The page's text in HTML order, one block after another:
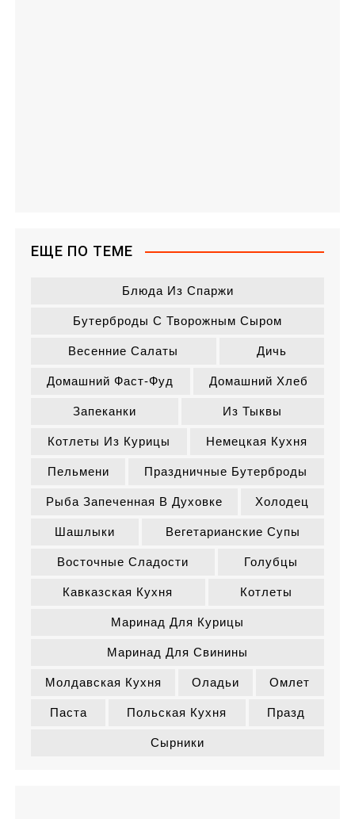
ЕЩЕ ПО ТЕМЕ
Блюда Из Спаржи
Бутерброды С Творожным Сыром
Весенние Салаты Дичь
Домашний Фаст-Фуд Домашний Хлеб
Запеканки Из Тыквы
Котлеты Из Курицы Немецкая Кухня
Пельмени Праздничные Бутерброды
Рыба Запеченная В Духовке Холодец
Шашлыки Вегетарианские Супы
Восточные Сладости Голубцы
Кавказская Кухня Котлеты
Маринад Для Курицы
Маринад Для Свинины
Молдавская Кухня Оладьи Омлет
Паста Польская Кухня Празд
Сырники